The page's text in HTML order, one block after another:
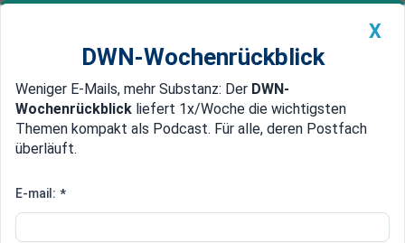
Newsticker MEIN DWN: Geldanlage Premium
Edelmetalle DWN-Magazin China
Nach Solingen: Experten halten
X
DWN-Wochenrückblick
Weniger E-Mails, mehr Substanz: Der DWN-
Wochenrückblick liefert 1x/Woche die wichtigsten
Themen kompakt als Podcast. Für alle, deren Postfach
überläuft.
E-mail: *